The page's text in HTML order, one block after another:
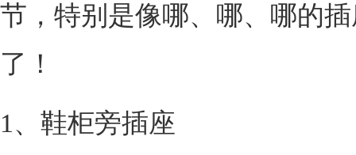
节，特别是像哪、哪、哪的
了！
1、鞋柜旁插座